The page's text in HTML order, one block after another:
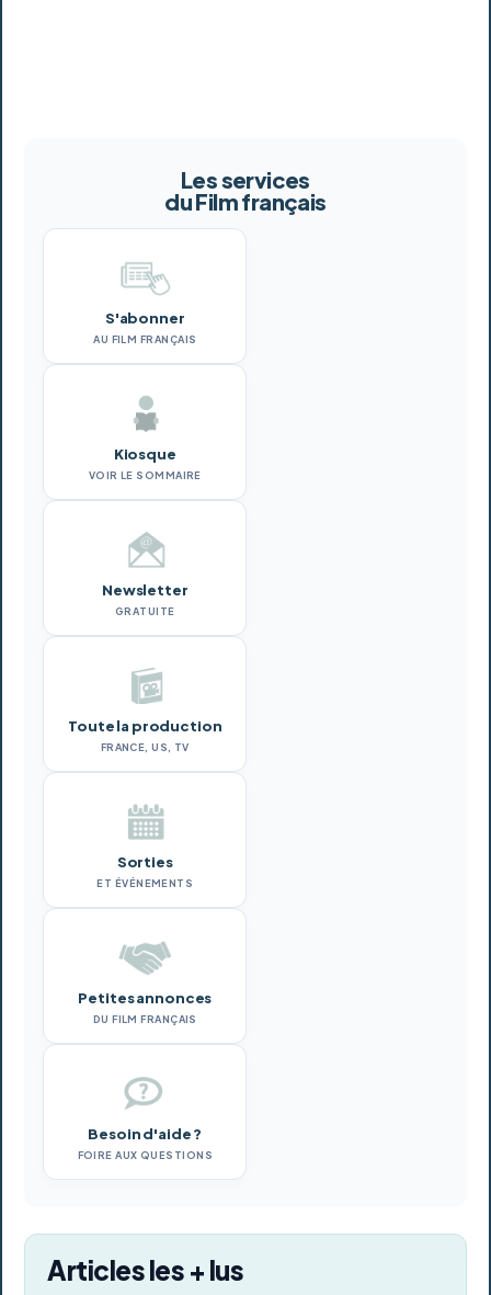
Les services
du Film français
S'abonner
AU FILM FRANÇAIS
Kiosque
VOIR LE SOMMAIRE
Newsletter
GRATUITE
Toute la production
FRANCE, US, TV
Sorties
ET ÉVÉNEMENTS
Petites annonces
DU FILM FRANÇAIS
Besoin d'aide ?
FOIRE AUX QUESTIONS
Articles les + lus